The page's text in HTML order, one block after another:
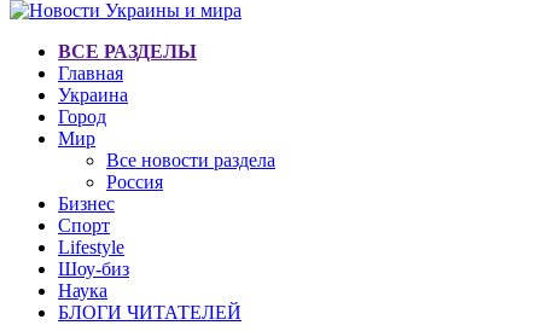
ВСЕ РАЗДЕЛЫ
Главная
Украина
Город
Мир
Все новости раздела
Россия
Бизнес
Спорт
Lifestyle
Шоу-биз
Наука
БЛОГИ ЧИТАТЕЛЕЙ